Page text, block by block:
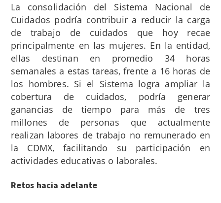
La consolidación del Sistema Nacional de
Cuidados podría contribuir a reducir la carga
de trabajo de cuidados que hoy recae
principalmente en las mujeres. En la entidad,
ellas destinan en promedio 34 horas
semanales a estas tareas, frente a 16 horas de
los hombres. Si el Sistema logra ampliar la
cobertura de cuidados, podría generar
ganancias de tiempo para más de tres
millones de personas que actualmente
realizan labores de trabajo no remunerado en
la CDMX, facilitando su participación en
actividades educativas o laborales.
Retos hacia adelante